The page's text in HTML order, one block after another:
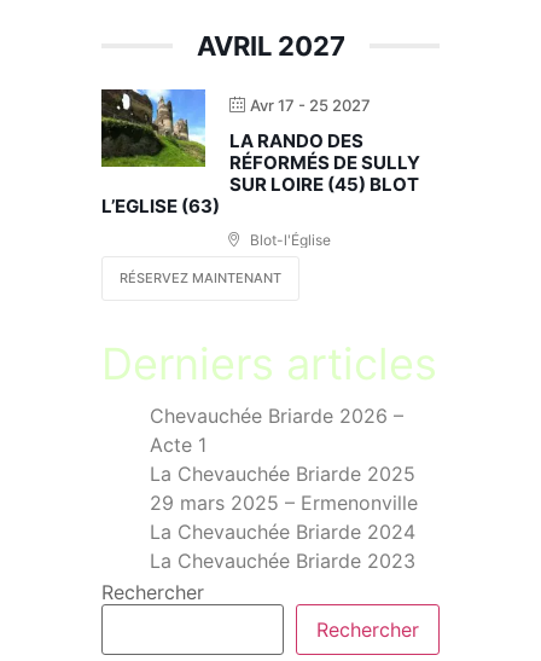
AVRIL 2027
Avr 17 - 25 2027
LA RANDO DES
RÉFORMÉS DE SULLY
SUR LOIRE (45) BLOT
L’EGLISE (63)
Blot-l'Église
RÉSERVEZ MAINTENANT
Derniers articles
Chevauchée Briarde 2026 –
Acte 1
La Chevauchée Briarde 2025
29 mars 2025 – Ermenonville
La Chevauchée Briarde 2024
La Chevauchée Briarde 2023
Rechercher
Rechercher